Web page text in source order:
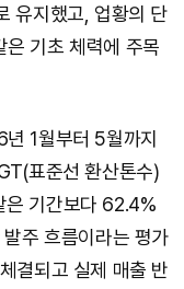
유지했고, 업황의 단
은 기초 체력에 주목
1월부터 5월까지
표준선 환산톤수)
은 기간보다 62.4%
주 흐름이라는 평가
결되고 실제 매출 반